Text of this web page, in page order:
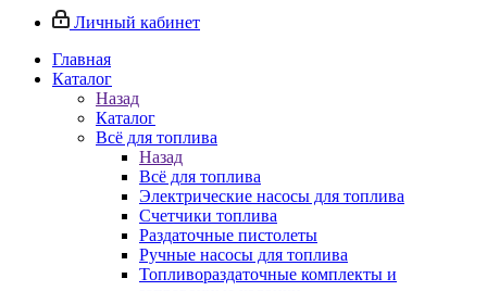
Личный кабинет
Главная
Каталог
Назад
Каталог
Всё для топлива
Назад
Всё для топлива
Электрические насосы для топлива
Счетчики топлива
Раздаточные пистолеты
Ручные насосы для топлива
Топливораздаточные комплекты и